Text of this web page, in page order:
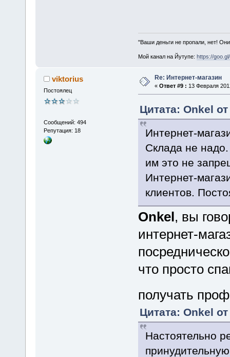
"Ваши деньги не пропали, нет!
Мой канал на Йутупе: https://
viktorius
Постоялец
Сообщений: 494
Репутация: 18
Re: Интернет-магазин
« Ответ #9 : 13 Февраля
Цитата: Onkel
Интернет-
Склада не
им это не
Интернет-
клиентов.
Onkel, вы
интернет-
что просто
получать
Цитата: Onkel
Настоятельно